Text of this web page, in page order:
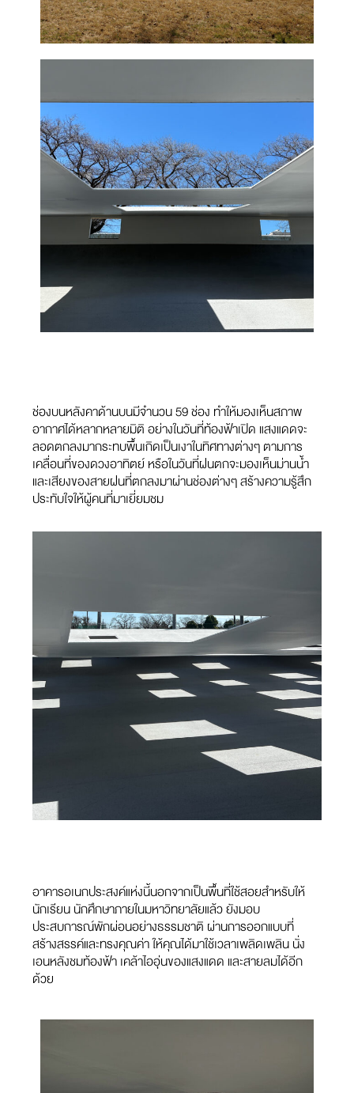
ช่องบนหลังคาด้านบนมีจำนวน 59 ช่อง ทำให้มองเห็นสภาพ
อากาศได้หลากหลายมิติ อย่างในวันที่ท้องฟ้าเปิด แสงแดดจะ
ลอดตกลงมากระทบพื้นเกิดเป็นเงาในทิศทางต่างๆ ตามการ
เคลื่อนที่ของดวงอาทิตย์ หรือในวันที่ฝนตกจะมองเห็นม่านน้ำ
และเสียงของสายฝนที่ตกลงมาผ่านช่องต่างๆ สร้างความรู้สึก
ประทับใจให้ผู้คนที่มาเยี่ยมชม
อาคารอเนกประสงค์แห่งนี้นอกจากเป็นพื้นที่ใช้สอยสำหรับให้
นักเรียน นักศึกษาภายในมหาวิทยาลัยแล้ว ยังมอบ
ประสบการณ์พักผ่อนอย่างธรรมชาติ ผ่านการออกแบบที่
สร้างสรรค์และทรงคุณค่า ให้คุณได้มาใช้เวลาเพลิดเพลิน นั่ง
เอนหลังชมท้องฟ้า เคล้าไออุ่นของแสงแดด และสายลมได้อีก
ด้วย